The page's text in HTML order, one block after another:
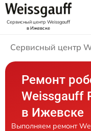
Сервисный центр Weissgauff
в Ижевске
Сервисный центр
Ремонт
Weissgauff
в Ижевске
Выполняем ремонт